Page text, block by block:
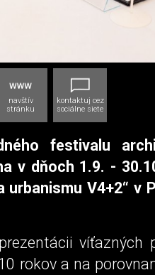
navštív
stránku
kontaktuj cez
sociálne siete
festivalu
v dňoch 1.9. -
V4+2“ v
víťazných
rokov a na